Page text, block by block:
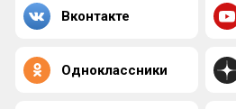
Вконтакте
Одноклассники